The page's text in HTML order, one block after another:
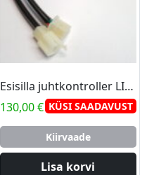
Esisilla juhtkontroller LINHAI 2WD/4WD
130,00€ KÜSI SAADAVUST
Kiirvaade
Lisa korvi